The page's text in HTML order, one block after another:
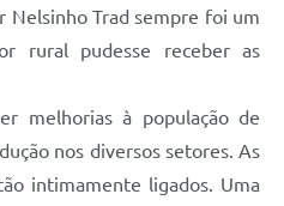
Nelsinho Trad sempre foi um
rural pudesse receber as
melhorias à população de
nos diversos setores. As
intimamente ligados. Uma